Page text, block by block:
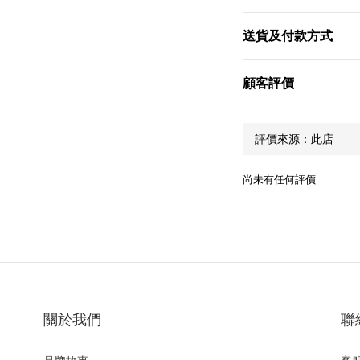
送貨及付款方式
顧客評價
尚未有任何評價
關於我們 聯